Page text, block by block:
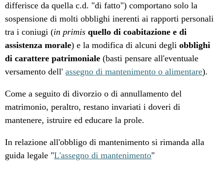
differisce da quella c.d. "di fatto") comportano solo la
sospensione di molti obblighi inerenti ai rapporti personali
tra i coniugi (in primis quello di coabitazione e di
assistenza morale) e la modifica di alcuni degliobblighi
di carattere patrimoniale (basti pensare all'eventuale
versamento dell'assegno di mantenimento o alimentare).
Come a seguito di divorzio o di annullamento del
matrimonio, peraltro, restano invariati i doveri di
mantenere, istruire ed educare la prole.
In relazione all'obbligo di mantenimento si rimanda alla
guida legale "L'assegno di mantenimento"